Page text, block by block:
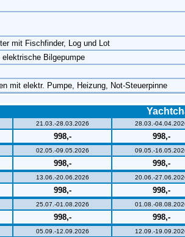
mit Fischfinder, Log und Lot
elektrische Bilgepumpe
mit elektr. Pumpe, Heizung, Not-Steuerpinne
21.03.-28.03.2026 28.03.-
998,- 998,-
02.05.-09.05.2026 09.05.-
998,- 998,-
13.06.-20.06.2026 20.06.-
998,- 998,-
25.07.-01.08.2026 01.08.-
998,- 998,-
05.09.-12.09.2026 12.09.-